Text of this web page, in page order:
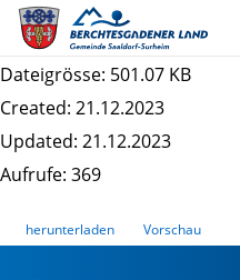
Bekanntmachung
Nordost
Dateigrösse: 501.07 KB
Created: 21.12.2023
Updated: 21.12.2023
Aufrufe: 369
herunterladen Vorschau